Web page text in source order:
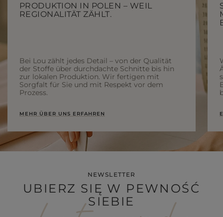
PRODUKTION IN POLEN – WEIL
REGIONALITÄT ZÄHLT.
Bei Lou zählt jedes Detail – von der Qualität
der Stoffe über durchdachte Schnitte bis hin
zur lokalen Produktion. Wir fertigen mit
Sorgfalt für Sie und mit Respekt vor dem
Prozess.
MEHR ÜBER UNS ERFAHREN
NEWSLETTER
UBIERZ SIĘ W PEWNOŚĆ
SIEBIE